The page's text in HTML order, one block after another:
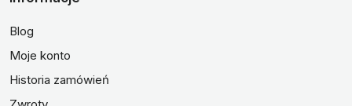
Blog
Moje konto
Historia zamówień